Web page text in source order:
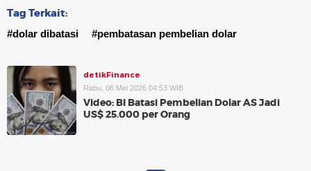
Tag Terkait:
#dolar dibatasi #pembatasan pembelian dolar
detikFinance
Rabu, 06 Mei 2026 04:53 WIB
Video: BI Batasi Pembelian Dolar AS Jadi
US$ 25.000 per Orang